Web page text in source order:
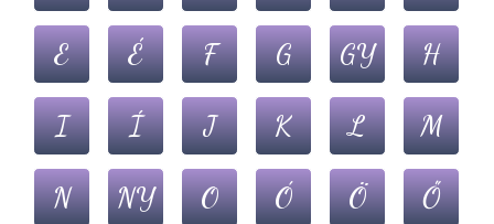
E É F G GY H
I Í J K L M
N NY O Ó Ö Ő